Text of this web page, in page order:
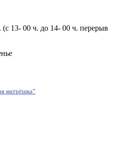
13- 00 ч. до 14- 00 ч. перерыв
матрёшка”